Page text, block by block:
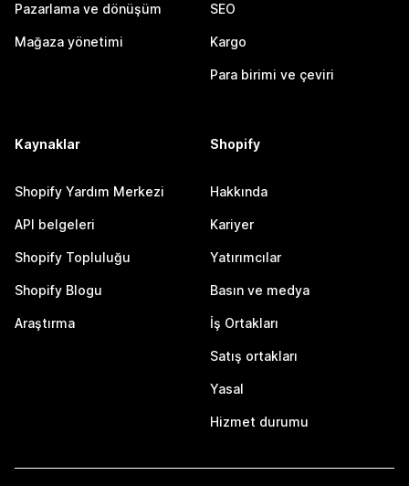
Pazarlama ve dönüşüm
Mağaza yönetimi
SEO
Kargo
Para birimi ve çeviri
Kaynaklar
Shopify Yardım Merkezi
API belgeleri
Shopify Topluluğu
Shopify Blogu
Araştırma
Shopify
Hakkında
Kariyer
Yatırımcılar
Basın ve medya
İş Ortakları
Satış ortakları
Yasal
Hizmet durumu